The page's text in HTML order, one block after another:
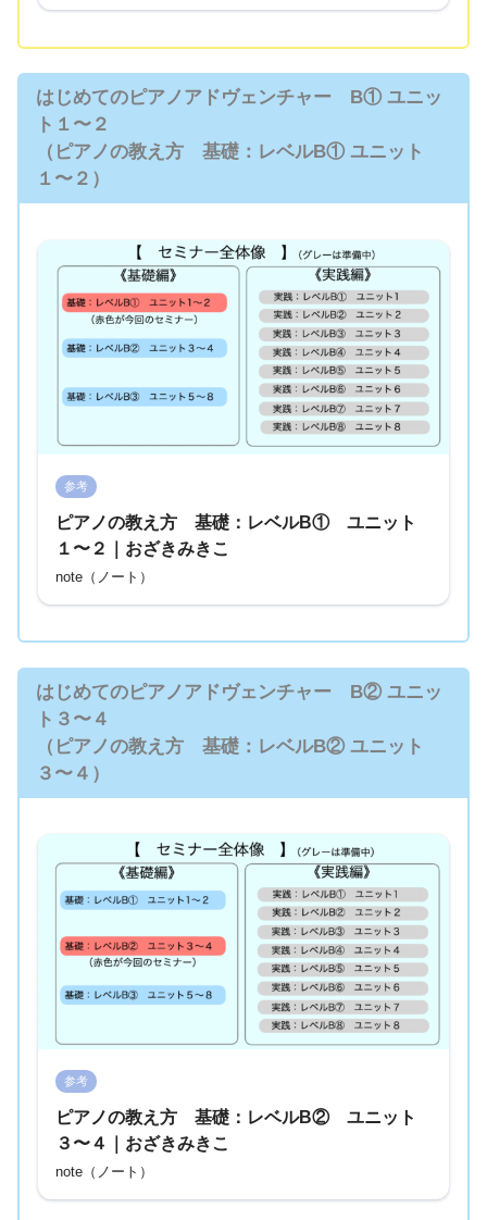
はじめてのピアノアドヴェンチャー B① ユニッ
ト１〜２
（ピアノの教え方 基礎：レベルB① ユニット
１〜２）
参考
ピアノの教え方 基礎：レベルB① ユニット
１〜２｜おざきみきこ
note（ノート）
はじめてのピアノアドヴェンチャー B② ユニッ
ト３〜４
（ピアノの教え方 基礎：レベルB② ユニット
３〜４）
参考
ピアノの教え方 基礎：レベルB② ユニット
３〜４｜おざきみきこ
note（ノート）